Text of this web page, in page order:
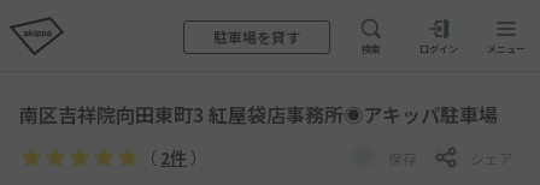
駐車場を貸す
検索 ログイン メニュー
南区吉祥院向田東町3 紅屋袋店事務所◉アキッパ駐車場
（ 2件 ） 保存 シェア